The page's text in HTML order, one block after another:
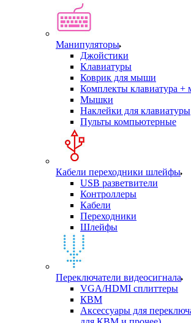
Манипуляторы
Джойстики
Клавиатуры
Коврик для мыши
Комплекты клавиатура
Мышки
Наклейки для клавиатуры
Пульты компьютерные
Кабели переходники шлейфы
USB разветвители
Контроллеры
Кабели
Переходники
Шлейфы
Переключатели видеосигнала
VGA/HDMI сплиттеры
КВМ
Аксессуары для